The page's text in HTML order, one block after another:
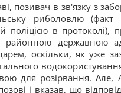
позивач в зв'язку з
риболовлю (факт
поліцією в протоколі),
районною державною
оскільки, як уже
для розірвання. Але,
і вказав, що